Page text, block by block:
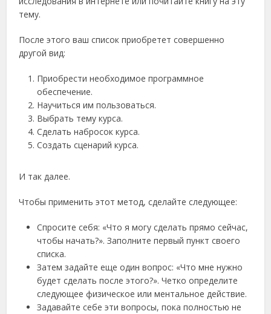
тему.
После этого ваш список приобретет совершенно
другой вид:
Приобрести необходимое программное
обеспечение.
Научиться им пользоваться.
Выбрать тему курса.
Сделать набросок курса.
Создать сценарий курса.
И так далее.
Чтобы применить этот метод, сделайте следующее:
Спросите себя: «Что я могу сделать прямо сейчас,
чтобы начать?». Заполните первый пункт своего
списка.
Затем задайте еще один вопрос: «Что мне нужно
будет сделать после этого?». Четко определите
следующее физическое или ментальное действие.
Задавайте себе эти вопросы, пока полностью не